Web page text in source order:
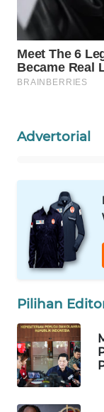
Advertorial
Pilihan
WAHANA
TANI
WAHANA
ADVOKAT
KONSUMEN
WAHANA
LISTRIK
WAHANA
WAHANA
TV
WAHANANEWS
ID